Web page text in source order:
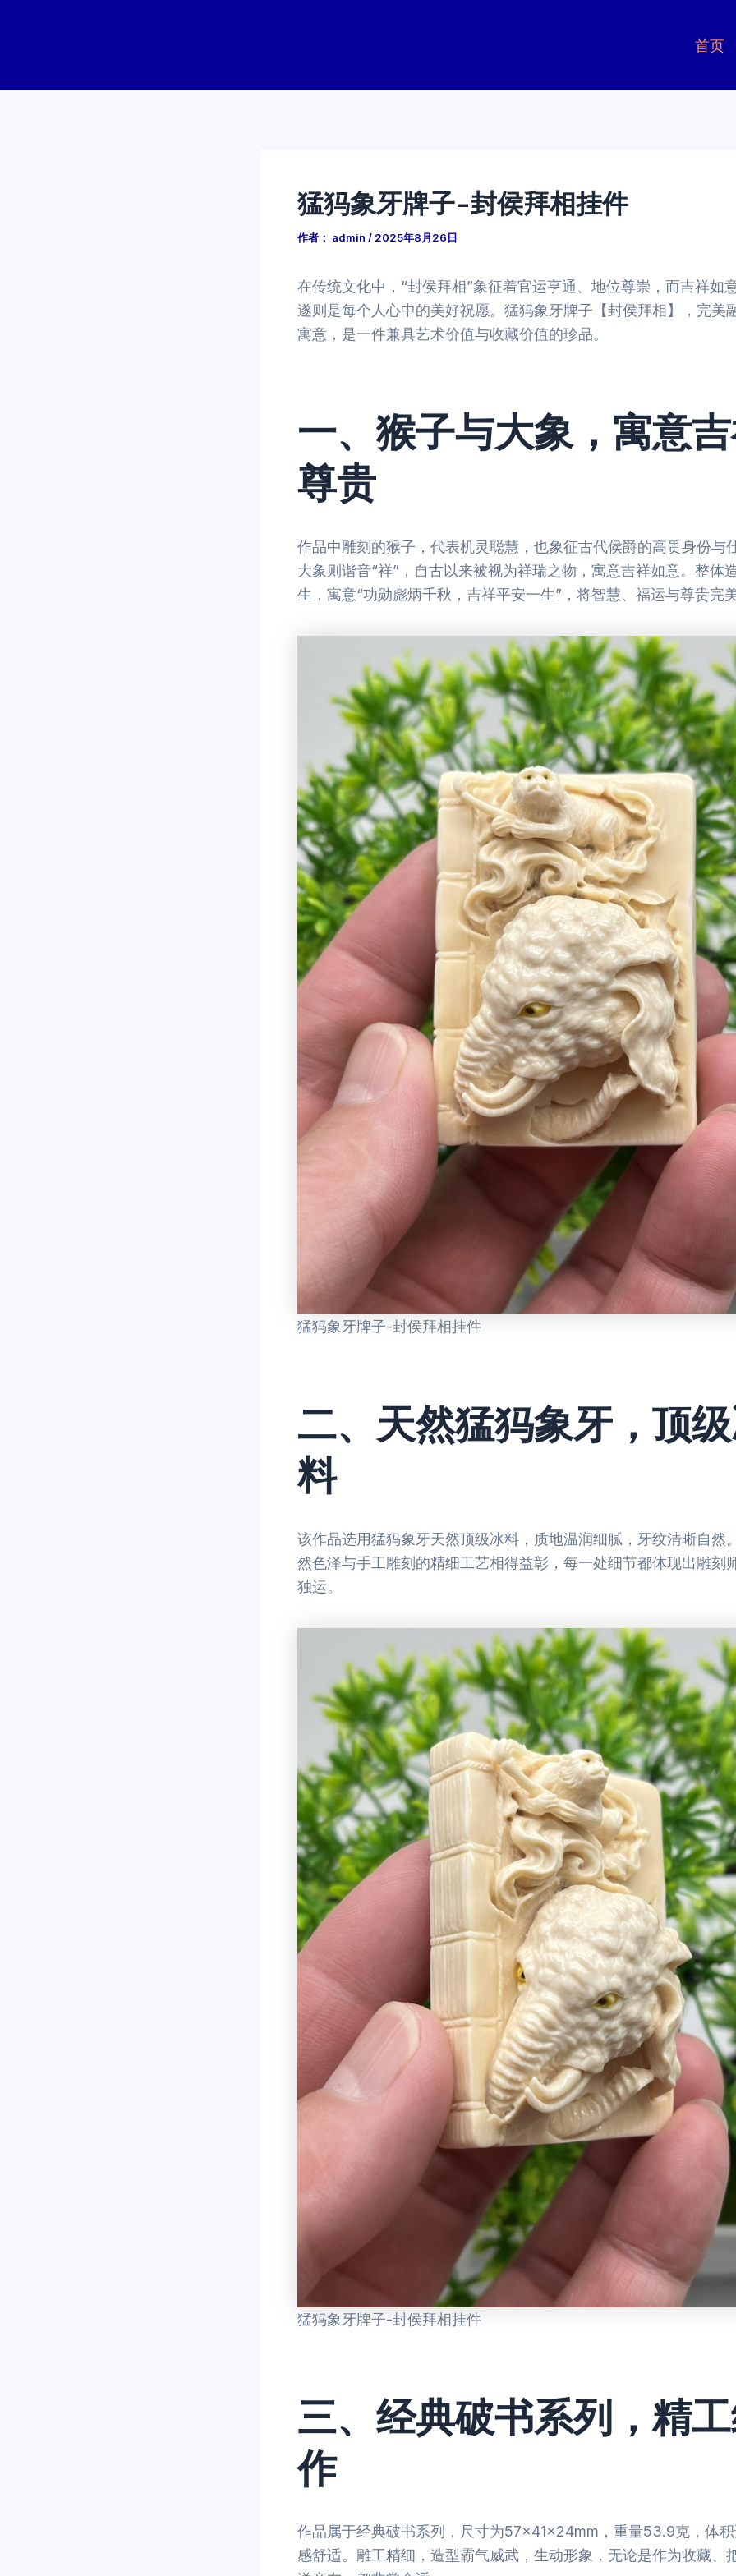
首页
猛犸象牙牌子-封侯拜相挂件
作者： admin / 2025年8月26日
在传统文化中，“封侯拜相”象征着官运亨通、地位尊崇，而吉祥如
遂则是每个人心中的美好祝愿。猛犸象牙牌子【封侯拜相】，完美
寓意，是一件兼具艺术价值与收藏价值的珍品。
一、猴子与大象，寓意
尊贵
作品中雕刻的猴子，代表机灵聪慧，也象征古代侯爵的高贵身份与
大象则谐音“祥”，自古以来被视为祥瑞之物，寓意吉祥如意。整体
生，寓意“功勋彪炳千秋，吉祥平安一生”，将智慧、福运与尊贵完
猛犸象牙牌子-封侯拜相挂件
二、天然猛犸象牙，顶
料
该作品选用猛犸象牙天然顶级冰料，质地温润细腻，牙纹清晰自然
然色泽与手工雕刻的精细工艺相得益彰，每一处细节都体现出雕刻
独运。
猛犸象牙牌子-封侯拜相挂件
三、经典破书系列，精
作
作品属于经典破书系列，尺寸为57×41×24mm，重量53.9克，体
感舒适。雕工精细，造型霸气威武，生动形象，无论是作为收藏、